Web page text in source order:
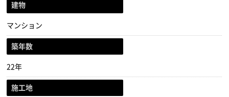
建物
マンション
築年数
22年
施工地